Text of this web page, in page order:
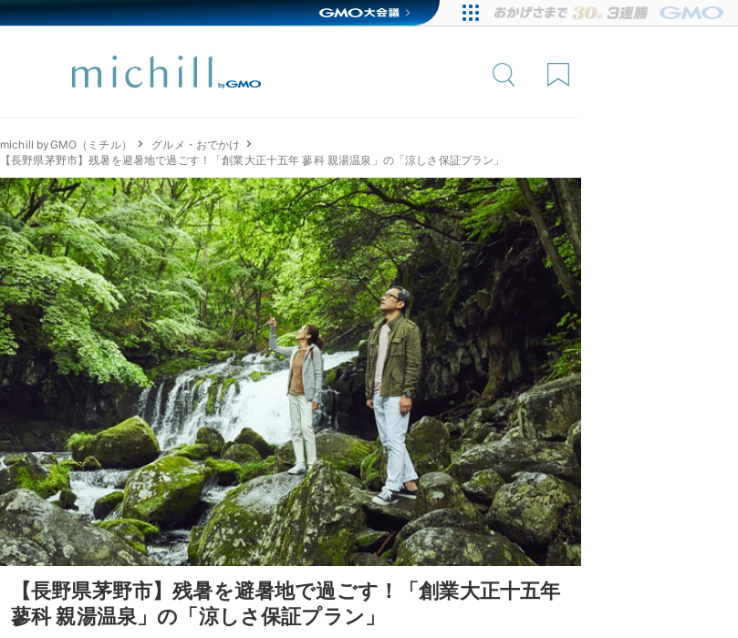
michill byGMO（ミチル）
グルメ・おでかけ
【長野県茅野市】残暑を避暑地で過ごす！「創業大正十五年 蓼科 親湯温泉」の「涼しさ保証プラン」
【長野県茅野市】残暑を避暑地で過ごす！「創業大正十五年
蓼科 親湯温泉」の「涼しさ保証プラン」